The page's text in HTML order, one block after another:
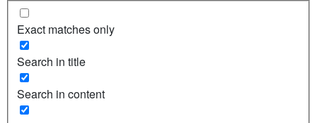
Exact matches only
Search in title
Search in content